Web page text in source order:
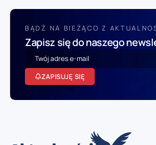
BĄDŹ NA BIEŻĄCO Z
Zapisz się do naszego
ZAPISUJĘ SIĘ